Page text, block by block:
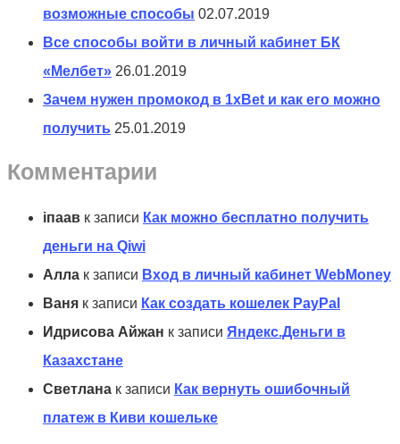
возможные способы 02.07.2019
Все способы войти в личный кабинет БК
«Мелбет» 26.01.2019
Зачем нужен промокод в 1xBet и как его можно
получить 25.01.2019
Комментарии
іпаав к записи Как можно бесплатно получить
деньги на Qiwi
Алла к записи Вход в личный кабинет WebMoney
Ваня к записи Как создать кошелек PayPal
Идрисова Айжан к записи Яндекс.Деньги в
Казахстане
Светлана к записи Как вернуть ошибочный
платеж в Киви кошельке